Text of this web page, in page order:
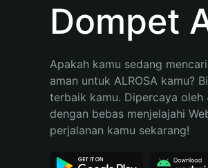
Bahasa Indonesia
Español (Argentina)
Dompet
Apakah kamu sedang
aman untuk ALROSA kamu?
terbaik kamu. Dipercaya
dengan bebas menjelajahi
perjalanan kamu sekarang!